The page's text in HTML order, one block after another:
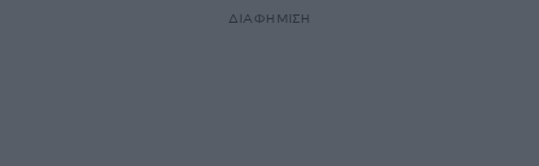
ΔΙΑΦΗΜΙΣΗ